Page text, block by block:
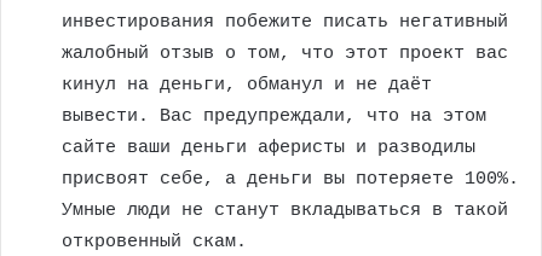
инвестирования побежите писать негативный
жалобный отзыв о том, что этот проект вас
кинул на деньги, обманул и не даёт
вывести. Вас предупреждали, что на этом
сайте ваши деньги аферисты и разводилы
присвоят себе, а деньги вы потеряете 100%.
Умные люди не станут вкладываться в такой
откровенный скам.